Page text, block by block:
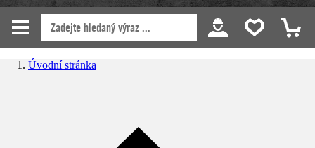
Úvodní stránka